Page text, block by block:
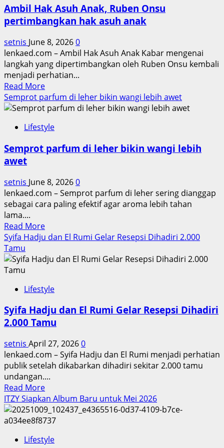
Sungkem
ke
Coppen
Ambil Hak Asuh Anak, Ruben Onsu
pertimbangkan hak asuh anak
setnis June 8, 20260
lenkaed.com – Ambil Hak Asuh Anak Kabar mengenai
langkah yang dipertimbangkan oleh Ruben Onsu kembali
menjadi perhatian...
Read MoreRead
more
about
Hak
Anak,
pertimbangkan
hak
asuh
Semprot parfum di leher bikin wangi lebih awet
Lifestyle
Semprot parfum di leher bikin wangi lebih
awet
setnis June 8, 20260
lenkaed.com – Semprot parfum di leher sering dianggap
sebagai cara paling efektif agar aroma lebih tahan
lama....
Read MoreRead
more
Semprot
leher
wangi
lebih
Syifa Hadju dan El Rumi Gelar Resepsi Dihadiri 2.000
Tamu
Lifestyle
Syifa Hadju dan El Rumi Gelar Resepsi Dihadiri
2.000 Tamu
setnis April 27, 20260
lenkaed.com – Syifa Hadju dan El Rumi menjadi perhatian
publik setelah dikabarkan dihadiri sekitar 2.000 tamu
undangan....
Read MoreRead
more
about
Syifa
dan
ITZY Siapkan Album Baru untuk Mei 2026
Lifestyle